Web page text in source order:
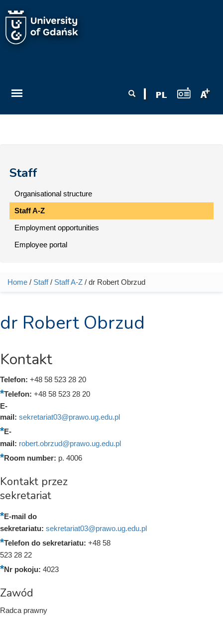
Staff
Organisational structure
Staff A-Z
Employment opportunities
Employee portal
You are here
Home / Staff/ Staff A-Z / dr Robert Obrzud
dr Robert Obrzud
Kontakt
Telefon: +48 58 523 28 20
Telefon: +48 58 523 28 20
E-
mail: sekretariat03@prawo.ug.edu.pl
E-
mail: robert.obrzud@prawo.ug.edu.pl
Room number: p. 4006
Kontakt przez
sekretariat
E-mail do
sekretariatu: sekretariat03@prawo.ug.edu.pl
Telefon do sekretariatu: +48 58
523 28 22
Nr pokoju: 4023
Zawód
Radca prawny